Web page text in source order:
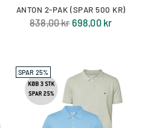
ANTON 2-PAK (SPAR 500 KR)
Normal
838,00 kr 698,00 kr
SPAR 25%